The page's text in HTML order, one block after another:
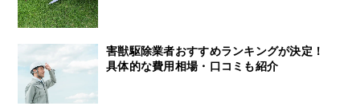
害獣駆除業者おすすめランキングが決定！
具体的な費用相場・口コミも紹介